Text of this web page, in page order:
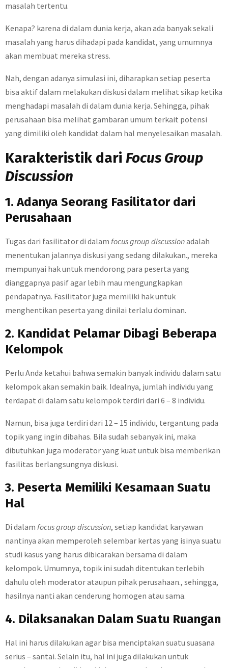
masalah tertentu.
Kenapa? karena di dalam dunia kerja, akan ada banyak sekali
masalah yang harus dihadapi pada kandidat, yang umumnya
akan membuat mereka stress.
Nah, dengan adanya simulasi ini, diharapkan setiap peserta
bisa aktif dalam melakukan diskusi dalam melihat sikap ketika
menghadapi masalah di dalam dunia kerja. Sehingga, pihak
perusahaan bisa melihat gambaran umum terkait potensi
yang dimiliki oleh kandidat dalam hal menyelesaikan masalah.
Karakteristik dari Focus Group
Discussion
1. Adanya Seorang Fasilitator dari
Perusahaan
Tugas dari fasilitator di dalam focus group discussionadalah
menentukan jalannya diskusi yang sedang dilakukan., mereka
mempunyai hak untuk mendorong para peserta yang
dianggapnya pasif agar lebih mau mengungkapkan
pendapatnya. Fasilitator juga memiliki hak untuk
menghentikan peserta yang dinilai terlalu dominan.
2. Kandidat Pelamar Dibagi Beberapa
Kelompok
Perlu Anda ketahui bahwa semakin banyak individu dalam satu
kelompok akan semakin baik. Idealnya, jumlah individu yang
terdapat di dalam satu kelompok terdiri dari 6 – 8 individu.
Namun, bisa juga terdiri dari 12 – 15 individu, tergantung pada
topik yang ingin dibahas. Bila sudah sebanyak ini, maka
dibutuhkan juga moderator yang kuat untuk bisa memberikan
fasilitas berlangsungnya diskusi.
3. Peserta Memiliki Kesamaan Suatu
Hal
Di dalam focus group discussion, setiap kandidat karyawan
nantinya akan memperoleh selembar kertas yang isinya suatu
studi kasus yang harus dibicarakan bersama di dalam
kelompok. Umumnya, topik ini sudah ditentukan terlebih
dahulu oleh moderator ataupun pihak perusahaan., sehingga,
hasilnya nanti akan cenderung homogen atau sama.
4. Dilaksanakan Dalam Suatu Ruangan
Hal ini harus dilakukan agar bisa menciptakan suatu suasana
serius – santai. Selain itu, hal ini juga dilakukan untuk